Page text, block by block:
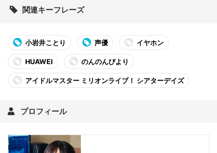
関連キーフレーズ
小岩井ことり 声優 イヤホン
HUAWEI のんのんびより
アイドルマスター ミリオンライブ！ シアターデイズ
プロフィール